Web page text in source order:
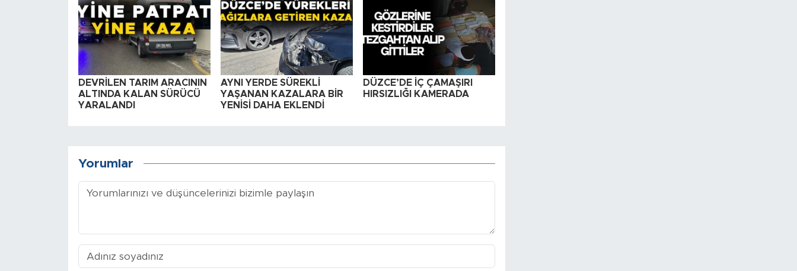
DEVRİLEN TARIM ARACININ
ALTINDA KALAN SÜRÜCÜ
YARALANDI
AYNI YERDE SÜREKLİ
YAŞANAN KAZALARA BİR
YENİSİ DAHA EKLENDİ
DÜZCE’DE İÇ ÇAMAŞIRI
HIRSIZLIĞI KAMERADA
Yorumlar